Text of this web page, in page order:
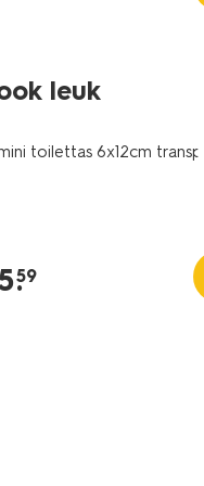
leuk
toilettas 6x12cm
.
59